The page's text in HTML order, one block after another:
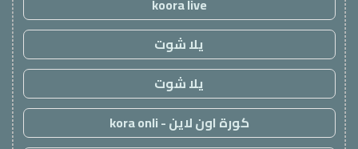
koora live
يلا شوت
يلا شوت
كورة اون لاين - kora onli